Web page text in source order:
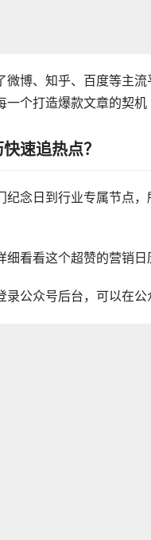
微博、知乎、百度等主
一个打造爆款文章的契机
速追热点？
纪念日到行业专属节点
细看看这个超赞的营销日
录公众号后台，可以在